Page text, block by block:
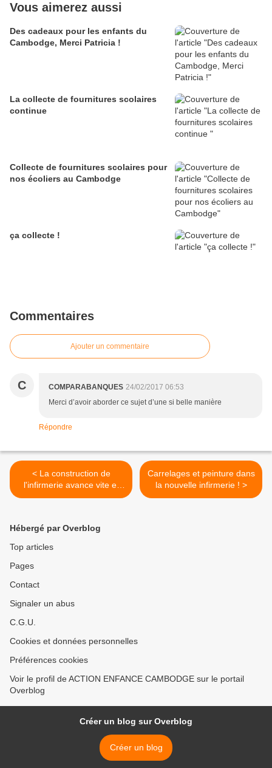
Vous aimerez aussi
Des cadeaux pour les enfants du
Cambodge, Merci Patricia !
La collecte de fournitures scolaires
continue
Collecte de fournitures scolaires pour
nos écoliers au Cambodge
ça collecte !
Commentaires
Ajouter un commentaire
C COMPARABANQUES 24/02/2017 06:53
Merci d’avoir aborder ce sujet d’une si belle manière
Répondre
< La construction de
l'infirmerie avance vite et
bien !
Carrelages et peinture dans
la nouvelle infirmerie ! >
Hébergé par Overblog
Top articles
Pages
Contact
Signaler un abus
C.G.U.
Cookies et données personnelles
Préférences cookies
Voir le profil de ACTION ENFANCE CAMBODGE sur le portail
Overblog
Créer un blog sur Overblog
Créer un blog